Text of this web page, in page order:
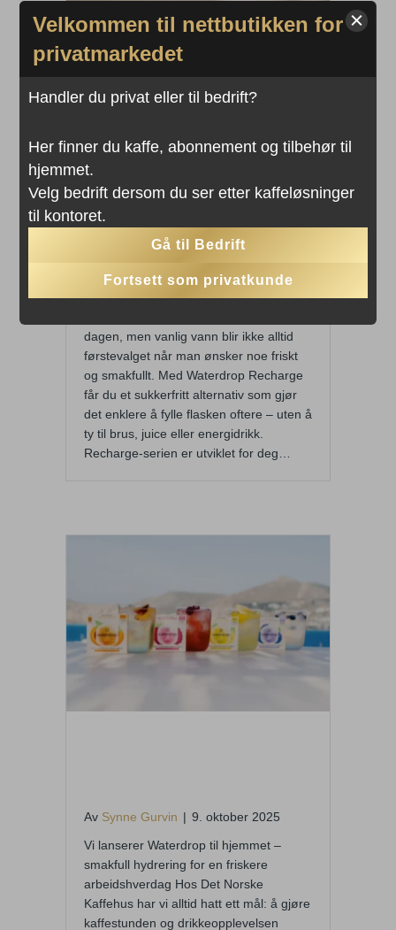
Waterdrop Recharge-serien
– sukkerfri hydrering med
elektrolytter
Waterdrop Recharge med elektrolytter!
dagen, men vanlig vann blir ikke alltid
førstevalget når man ønsker noe friskt
og smakfullt. Med Waterdrop Recharge
får du et sukkerfritt alternativ som gjør
det enklere å fylle flasken oftere – uten å
ty til brus, juice eller energidrikk.
Recharge-serien er utviklet for deg…
Av Synne Gurvin | 9. oktober 2025
Vi lanserer Waterdrop til hjemmet –
smakfull hydrering for en friskere
arbeidshverdag Hos Det Norske
Kaffehus har vi alltid hatt ett mål: å gjøre
kaffestunden og drikkeopplevelsen
Velkommen til nettbutikken for
privatmarkedet
Handler du privat eller til bedrift?
Her finner du kaffe, abonnement og tilbehør til
hjemmet.
Velg bedrift dersom du ser etter kaffeløsninger
til kontoret.
Gå til Bedrift
Fortsett som privatkunde